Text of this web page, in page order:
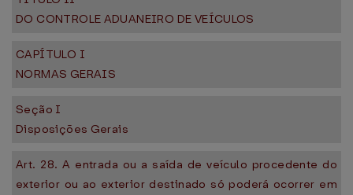
DO CONTROLE ADUANEIRO DE VEÍCULOS
CAPÍTULO I
NORMAS GERAIS
Seção I
Disposições Gerais
Art. 28. A entrada ou a saída de veículo procedente do
exterior ou ao exterior destinado só poderá ocorrer em